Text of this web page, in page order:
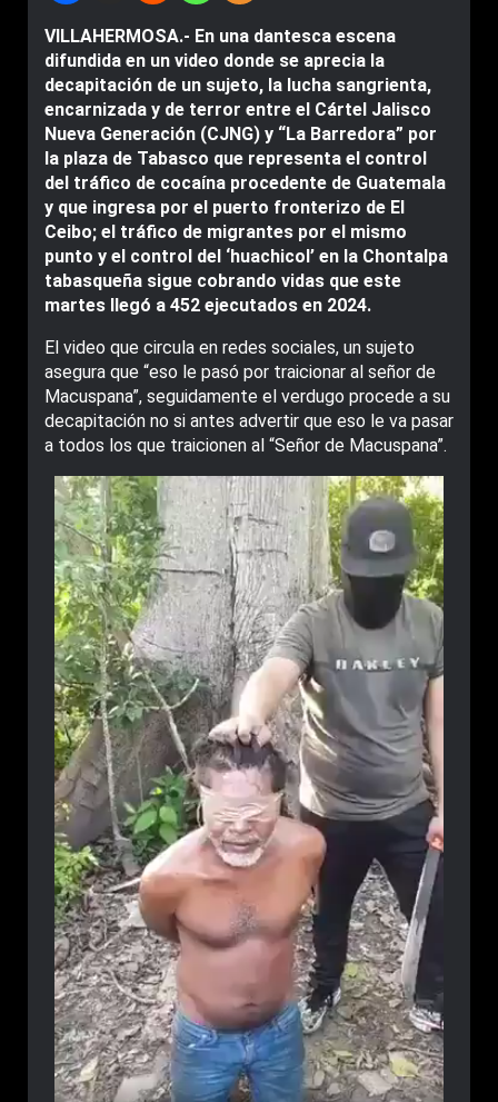
VILLAHERMOSA.- En una dantesca escena
difundida en un video donde se aprecia la
decapitación de un sujeto, la lucha sangrienta,
encarnizada y de terror entre el Cártel Jalisco
Nueva Generación (CJNG) y “La Barredora” por
la plaza de Tabasco que representa el control
del tráfico de cocaína procedente de Guatemala
y que ingresa por el puerto fronterizo de El
Ceibo; el tráfico de migrantes por el mismo
punto y el control del ‘huachicol’ en la Chontalpa
tabasqueña sigue cobrando vidas que este
martes llegó a 452 ejecutados en 2024.
El video que circula en redes sociales, un sujeto
asegura que “eso le pasó por traicionar al señor de
Macuspana”, seguidamente el verdugo procede a su
decapitación no si antes advertir que eso le va pasar
a todos los que traicionen al “Señor de Macuspana”.